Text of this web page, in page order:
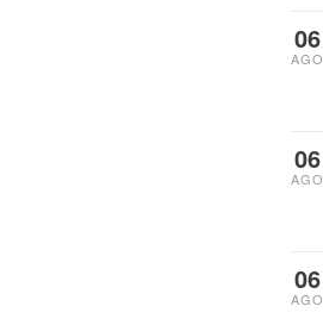
06
AGO
06
AGO
06
AGO